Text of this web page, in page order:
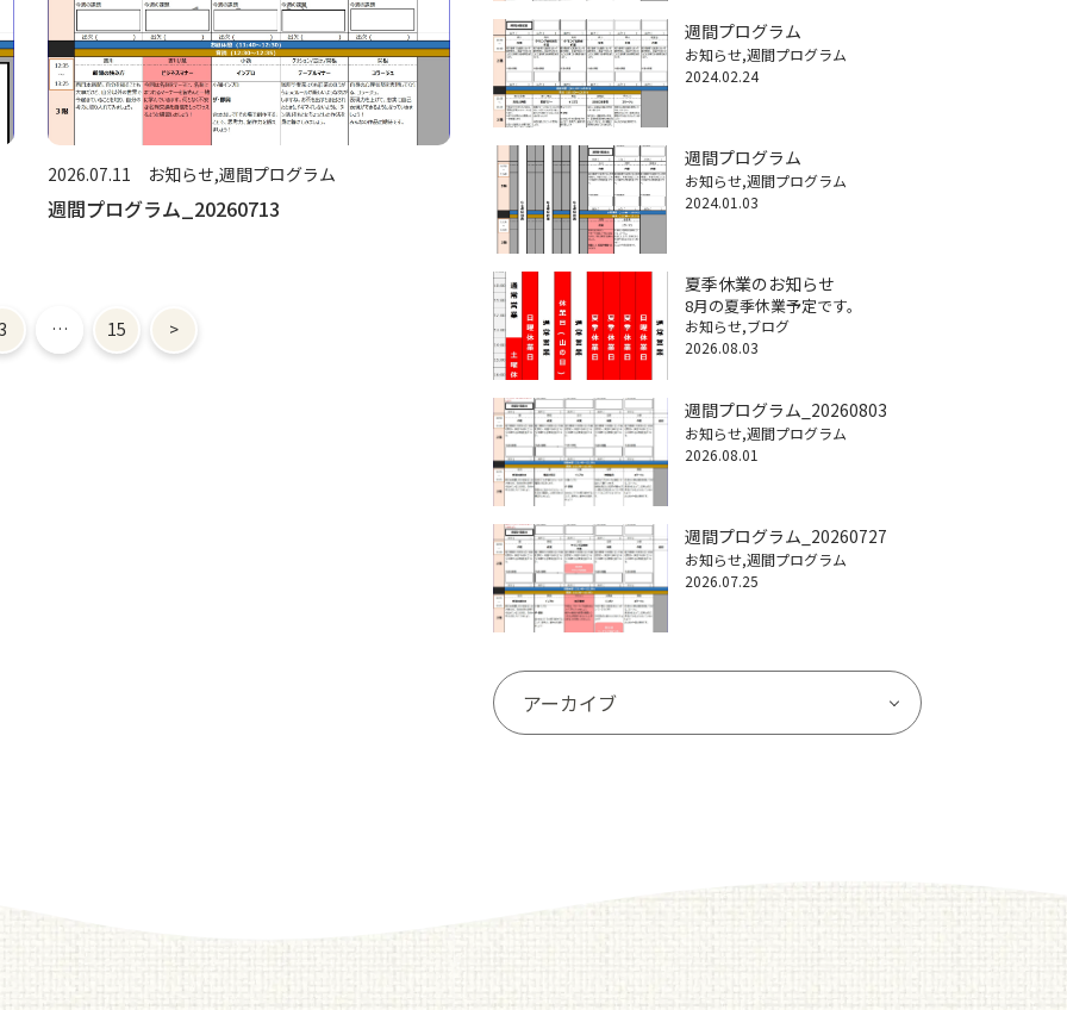
2026.07.11 お知らせ 週間プログラム
週間プログラム_20260713
3 … 15 >
週間プログラム
お知らせ 週間プログラム
2024.02.24
週間プログラム
お知らせ 週間プログラム
2024.01.03
夏季休業のお知らせ
8月の夏季休業予定です。
お知らせ ブログ
2026.08.03
週間プログラム_20260803
お知らせ 週間プログラム
2026.08.01
週間プログラム_20260727
お知らせ 週間プログラム
2026.07.25